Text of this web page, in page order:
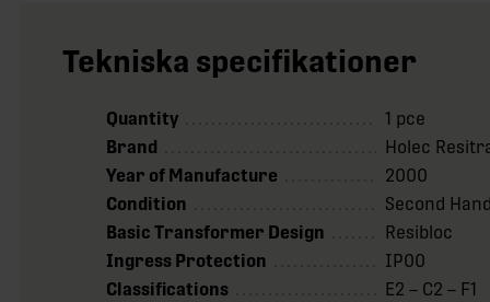
Tekniska specifikationer
Quantity
1 pce
Brand
Holec
Year of Manufacture
2000
Condition
Second Hand
Basic Transformer Design
Resibloc
Ingress Protection
IP00
Classifications
E2 – C2 – F1